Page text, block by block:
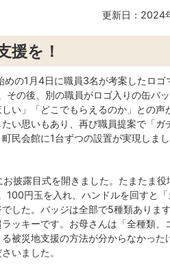
更新日：2024
援を！
の1月4日に職員3名が考案したロゴ
その後、別の職員がロゴ入りの缶バ
い」「どこでもらえるのか」との声
い思いもあり、再び職員提案で「ガ
民会館に1台ずつの設置が実現しまし
披露目式を開きました。たまたま役
100円玉を入れ、ハンドルを回すと「
した。バッジは全部で5種類ありま
ッキーです。お母さんは「全種類、
被災地支援の方法が分からなかった
いました。